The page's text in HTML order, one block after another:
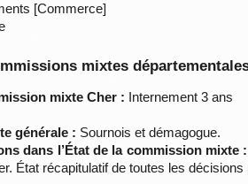
[Commerce]
mixtes
mixte Cher : Internement 3 ans
générale : Sournois et démagogue.
dans l’État de la commission mixte :
État récapitulatif de toutes les